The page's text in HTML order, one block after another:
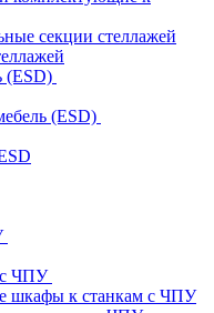
секции стеллажей
(ESD)
(ESD)
с ЧПУ
шкафы к станкам с ЧПУ